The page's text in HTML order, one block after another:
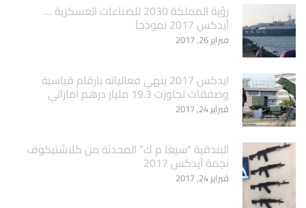
‏رؤية المملكة 2030 للصناعات العسكرية …
آيدكس 2017 نموذجاَ
فبراير 26, 2017
ايدكس 2017 ينهي فعالياته بارقام قياسية
وصفقات تجاوزت 19.3 مليار درهم اماراتي
فبراير 24, 2017
البندقية “سيغا م ك” المحدثة من كلاشنيكوف
نجمة آيدكس 2017
فبراير 24, 2017